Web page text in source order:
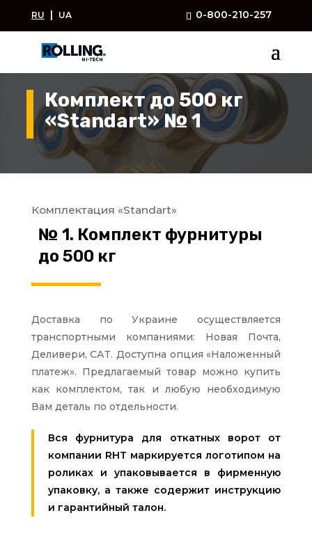
RU | UA 0-800-210-257
Комплект до 500 кг
«Standart» № 1
Комплектация «Standart»
№ 1. Комплект фурнитуры
до 500 кг
Доставка по Украине осуществляется
транспортными компаниями: Новая Почта,
Деливери, САТ. Доступна опция «Наложенный
платеж». Предлагаемый товар можно купить
как комплектом, так и любую необходимую
Вам деталь по отдельности.
Вся фурнитура для откатных ворот от
компании RHT маркируется логотипом на
роликах и упаковывается в фирменную
упаковку, а также содержит инструкцию
и гарантийный талон.